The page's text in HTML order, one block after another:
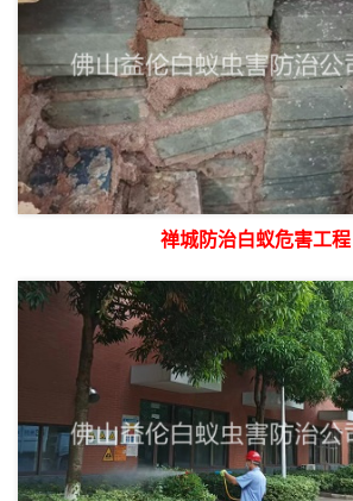
禅城防治白蚁危害工程